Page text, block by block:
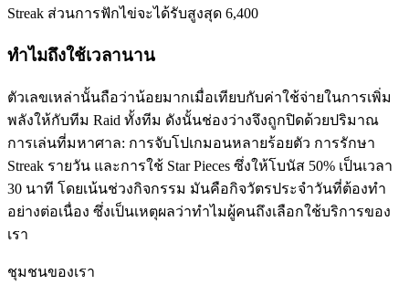
Streak ส่วนการฟักไข่จะได้รับสูงสุด 6,400
ทำไมถึงใช้เวลานาน
ตัวเลขเหล่านั้นถือว่าน้อยมากเมื่อเทียบกับค่าใช้จ่ายในการเพิ่ม
พลังให้กับทีม Raid ทั้งทีม ดังนั้นช่องว่างจึงถูกปิดด้วยปริมาณ
การเล่นที่มหาศาล: การจับโปเกมอนหลายร้อยตัว การรักษา
Streak รายวัน และการใช้ Star Pieces ซึ่งให้โบนัส 50% เป็นเวลา
30 นาที โดยเน้นช่วงกิจกรรม มันคือกิจวัตรประจำวันที่ต้องทำ
อย่างต่อเนื่อง ซึ่งเป็นเหตุผลว่าทำไมผู้คนถึงเลือกใช้บริการของ
เรา
ชุมชนของเรา